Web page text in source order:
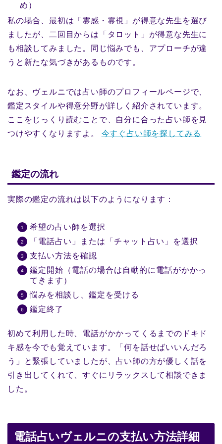
め）
私の場合、最初は「霊感・霊視」が得意な先生を選び
ましたが、二回目からは「タロット」が得意な先生に
も相談してみました。同じ悩みでも、アプローチが違
うと新たな気づきがあるものです。
なお、ヴェルニでは占い師のプロフィールページで、
鑑定スタイルや得意分野が詳しく紹介されています。
ここをじっくり読むことで、自分に合った占い師を見
つけやすくなりますよ。 今すぐ占い師を探してみる
鑑定の流れ
実際の鑑定の流れは以下のようになります：
希望の占い師を選択
「電話占い」または「チャット占い」を選択
支払い方法を確認
鑑定開始（電話の場合は自動的に電話がかかっ
てきます）
悩みを相談し、鑑定を受ける
鑑定終了
初めて利用した時、電話がかかってくるまでのドキド
キ感を今でも覚えています。「何を話せばいいんだろ
う」と緊張していましたが、占い師の方が優しく話を
引き出してくれて、すぐにリラックスして相談できま
した。
電話占いヴェルニの支払い方法詳細